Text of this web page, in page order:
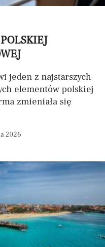
jeden z najstarszych
elementów polskiej
zmieniała się
2026